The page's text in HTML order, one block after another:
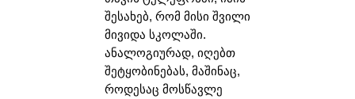
შესახებ, რომ მისი შვილი
მივიდა სკოლაში.
ანალოგიურად, იღებთ
შეტყობინებას, მაშინაც,
როდესაც მოსწავლე